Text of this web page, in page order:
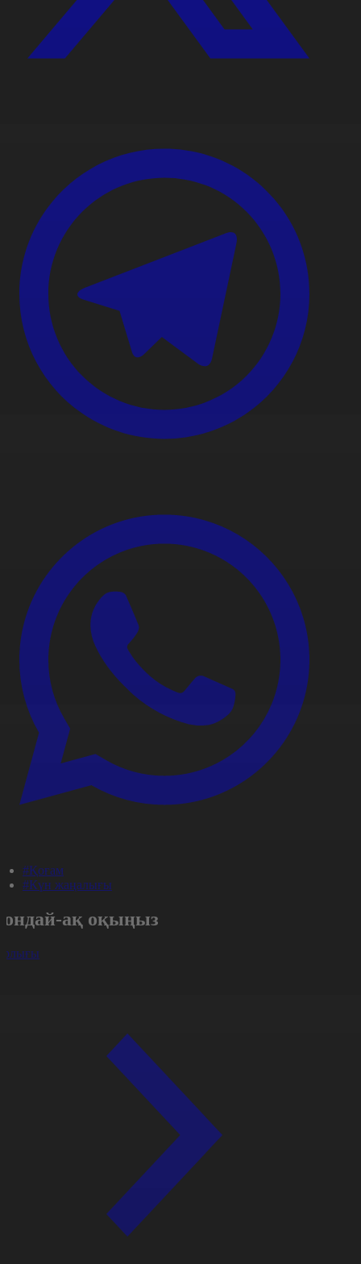
#Қоғам
#Күн жаңалығы
ақ оқыңыз